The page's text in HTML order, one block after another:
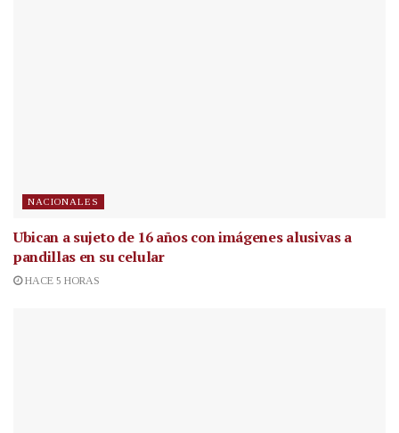
NACIONALES
Ubican a sujeto de 16 años con imágenes alusivas a
pandillas en su celular
HACE 5 HORAS